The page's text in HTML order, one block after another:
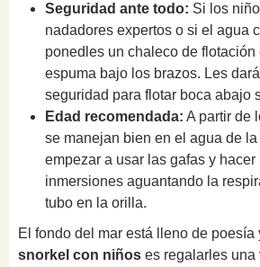
Seguridad ante todo: Si los
nadadores expertos o si el agua
ponedles un chaleco de flotación
espuma bajo los brazos. Les
seguridad para flotar boca abajo
Edad recomendada: A partir de
se manejan bien en el agua de
empezar a usar las gafas y
inmersiones aguantando la
tubo en la orilla.
El fondo del mar está lleno de poesía
snorkel con niños es regalarles una